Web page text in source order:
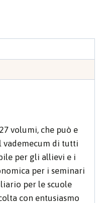
volumi, che può e
vademecum di tutti
per gli allievi e i
per i seminari
per le scuole
con entusiasmo